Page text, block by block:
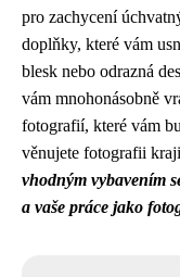
pro zachycení
doplňky, které vám
blesk nebo odrazná
vám mnohonásobně
fotografií, které vám
věnujete fotografii
vhodným vybavením
a vaše práce jako